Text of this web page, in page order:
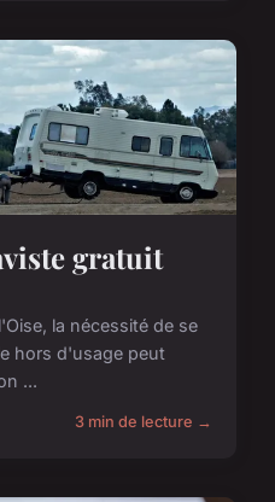
gratuit
la nécessité de se
hors d'usage peut
...
3 min de lecture →